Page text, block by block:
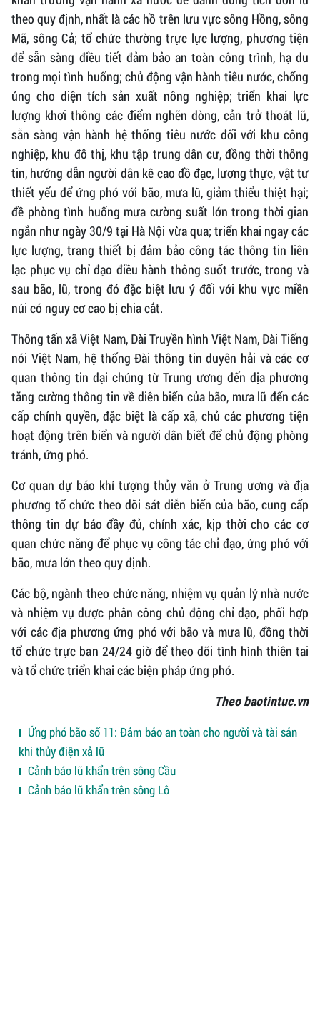
theo quy định, nhất là các hồ trên lưu vực sông Hồng, sông
Mã, sông Cả; tổ chức thường trực lực lượng, phương tiện
để sẵn sàng điều tiết đảm bảo an toàn công trình, hạ du
trong mọi tình huống; chủ động vận hành tiêu nước, chống
úng cho diện tích sản xuất nông nghiệp; triển khai lực
lượng khơi thông các điểm nghẽn dòng, cản trở thoát lũ,
sẵn sàng vận hành hệ thống tiêu nước đối với khu công
nghiệp, khu đô thị, khu tập trung dân cư, đồng thời thông
tin, hướng dẫn người dân kê cao đồ đạc, lương thực, vật tư
thiết yếu để ứng phó với bão, mưa lũ, giảm thiểu thiệt hại;
đề phòng tình huống mưa cường suất lớn trong thời gian
ngắn như ngày 30/9 tại Hà Nội vừa qua; triển khai ngay các
lực lượng, trang thiết bị đảm bảo công tác thông tin liên
lạc phục vụ chỉ đạo điều hành thông suốt trước, trong và
sau bão, lũ, trong đó đặc biệt lưu ý đối với khu vực miền
núi có nguy cơ cao bị chia cắt.
Thông tấn xã Việt Nam, Đài Truyền hình Việt Nam, Đài Tiếng
nói Việt Nam, hệ thống Đài thông tin duyên hải và các cơ
quan thông tin đại chúng từ Trung ương đến địa phương
tăng cường thông tin về diễn biến của bão, mưa lũ đến các
cấp chính quyền, đặc biệt là cấp xã, chủ các phương tiện
hoạt động trên biển và người dân biết để chủ động phòng
tránh, ứng phó.
Cơ quan dự báo khí tượng thủy văn ở Trung ương và địa
phương tổ chức theo dõi sát diễn biến của bão, cung cấp
thông tin dự báo đầy đủ, chính xác, kịp thời cho các cơ
quan chức năng để phục vụ công tác chỉ đạo, ứng phó với
bão, mưa lớn theo quy định.
Các bộ, ngành theo chức năng, nhiệm vụ quản lý nhà nước
và nhiệm vụ được phân công chủ động chỉ đạo, phối hợp
với các địa phương ứng phó với bão và mưa lũ, đồng thời
tổ chức trực ban 24/24 giờ để theo dõi tình hình thiên tai
và tổ chức triển khai các biện pháp ứng phó.
Theo baotintuc.vn
Ứng phó bão số 11: Đảm bảo an toàn cho người và tài sản
khi thủy điện xả lũ
Cảnh báo lũ khẩn trên sông Cầu
Cảnh báo lũ khẩn trên sông Lô